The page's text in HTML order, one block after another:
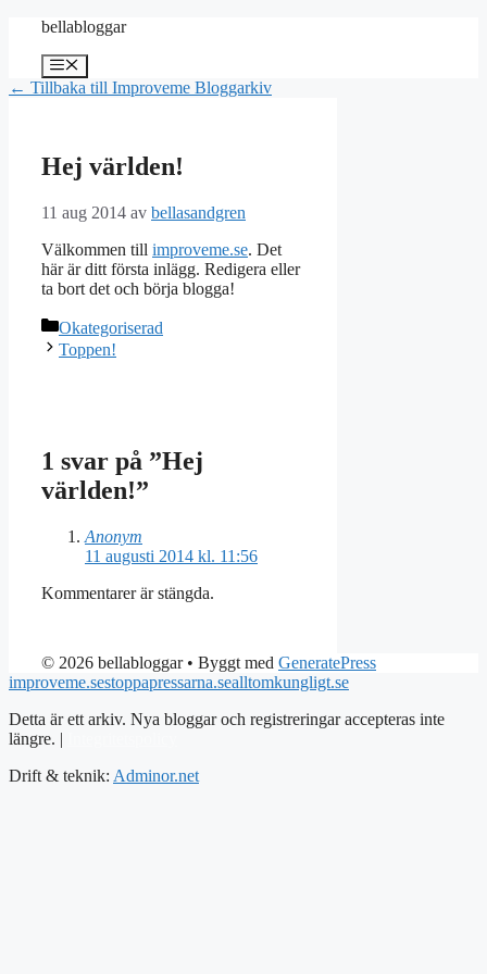
Hoppa
innehåll
bellabloggar
Meny
← Tillbaka till Improveme Bloggarkiv
Hej världen!
11 aug 2014 av bellasandgren
Välkommen till improveme.se. Det
här är ditt första inlägg. Redigera eller
ta bort det och börja blogga!
Kategorier
Okategoriserad
Toppen!
1 svar på ”Hej
världen!”
Anonym
11 augusti 2014 kl. 11:56
Kommentarer är stängda.
© 2026 bellabloggar• Byggt med GeneratePress
improveme.sestoppapressarna.sealltomkungligt.se
Detta är ett arkiv. Nya bloggar och registreringar accepteras inte
längre. |
Drift & teknik: Adminor.net